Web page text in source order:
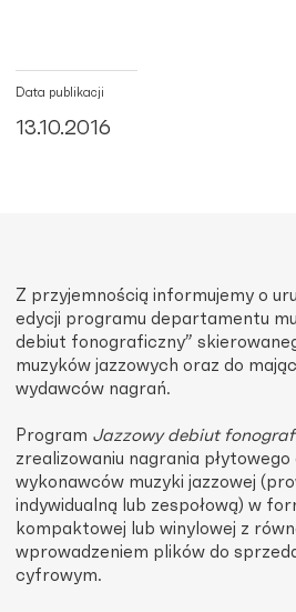
Data publikacji
13.10.2016
Z przyjemnością informujemy o
edycji programu departamentu
debiut fonograficzny”
muzyków jazzowych oraz do
wydawców nagrań.
Program Jazzowy debiut
zrealizowaniu nagrania
wykonawców muzyki jazzowej
indywidualną lub zespołową) w
kompaktowej lub winylowej z
wprowadzeniem plików do
cyfrowym.